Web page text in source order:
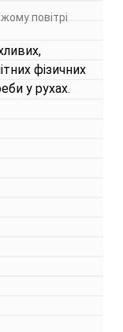
повітрі
фізичних
у рухах.